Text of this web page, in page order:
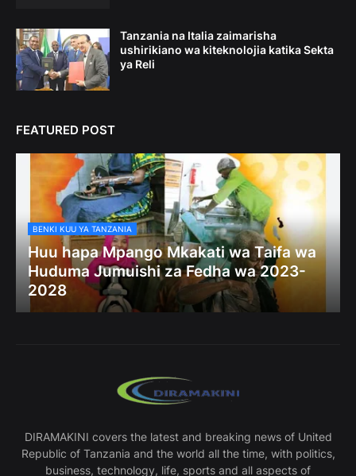
Tanzania na Italia zaimarisha
ushirikiano wa kiteknolojia katika Sekta
ya Reli
FEATURED POST
BENKI KUU YA TANZANIA
Huu hapa Mpango Mkakati wa Taifa wa
Huduma Jumuishi za Fedha wa 2023-
2028
DIRAMAKINI covers the latest and breaking news of United
Republic of Tanzania and the world all the time, with politics,
business, technology, life, sports and all aspects of